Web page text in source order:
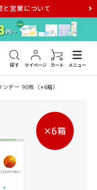
と営業について
探す マイページ カート メニュー
スト メガネ
ンデー 90枚（×6箱）